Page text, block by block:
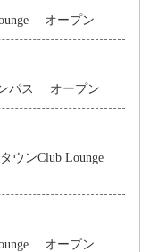
オープン
ンパス オープン
ウンClub Lounge
オープン